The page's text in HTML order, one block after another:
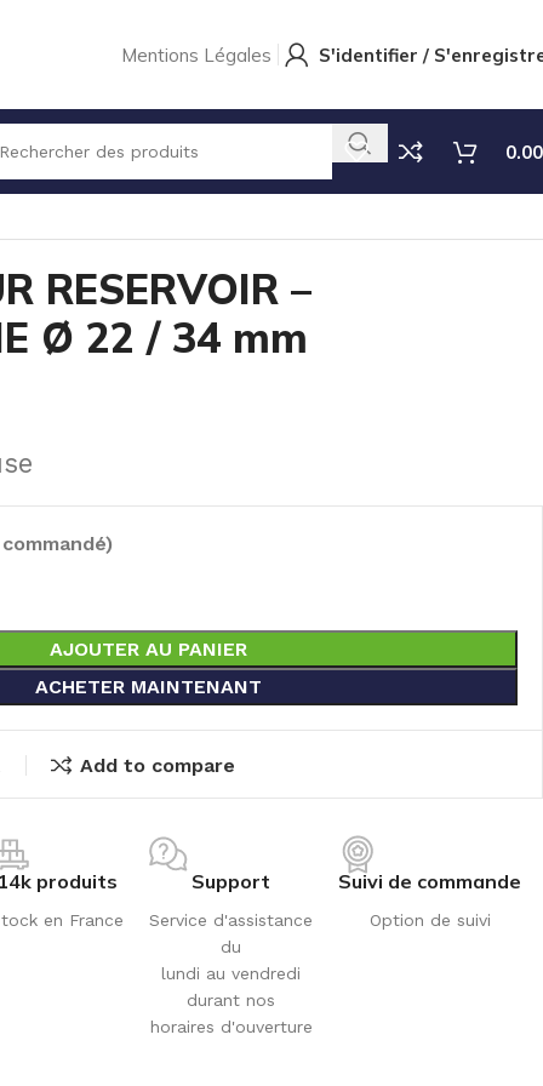
Mentions Légales S'identifier /
0.00
– POUR CANNE Ø 22 / 34 mm
RESERVOIR –
Ø 22 / 34 mm
AJOUTER AU PANIER
ACHETER MAINTENANT
Add to compare
produits
en France
Support
Service d'assistance
du
lundi au vendredi
durant nos
horaires d'ouverture
Suivi de commande
Option de suivi